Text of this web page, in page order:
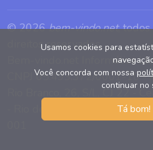
© 2026bem-vindo.net, todos
direitos reservados.
Bem-vindo.net Informática
CNPJ 05.493.372/0001-10 ‐
Rio Branco, 26, S/L, CJ 22 ‐
‐ Rio de Janeiro, RJ CEP
Usamos cookies para
Você concorda com nossa
continuar no
Tá bom!